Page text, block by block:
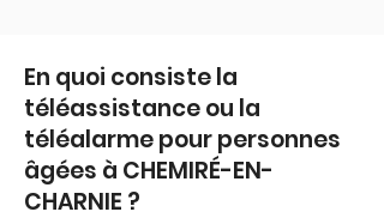
En quoi consiste la
téléassistance ou la
téléalarme pour personnes
âgées à CHEMIRÉ-EN-
CHARNIE ?